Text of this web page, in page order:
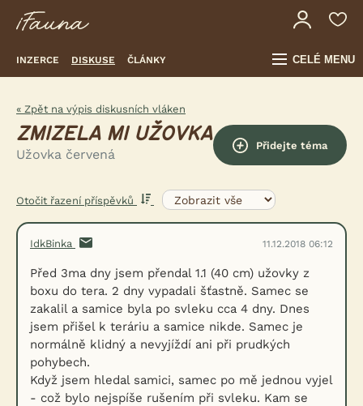
INZERCE DISKUSE ČLÁNKY CELÉ MENU
« Zpět na výpis diskusních vláken
ZMIZELA MI UŽOVKA
Užovka červená
Přidejte téma
Otočit řazení příspěvků
IdkBinka 11.12.2018 06:12
Před 3ma dny jsem přendal 1.1 (40 cm) užovky z
boxu do tera. 2 dny vypadali šťastně. Samec se
zakalil a samice byla po svleku cca 4 dny. Dnes
jsem přišel k teráriu a samice nikde. Samec je
normálně klidný a nevyjíždí ani při prudkých
pohybech.
Když jsem hledal samici, samec po mě jednou vyjel
- což bylo nejspíše rušením při svleku. Kam se